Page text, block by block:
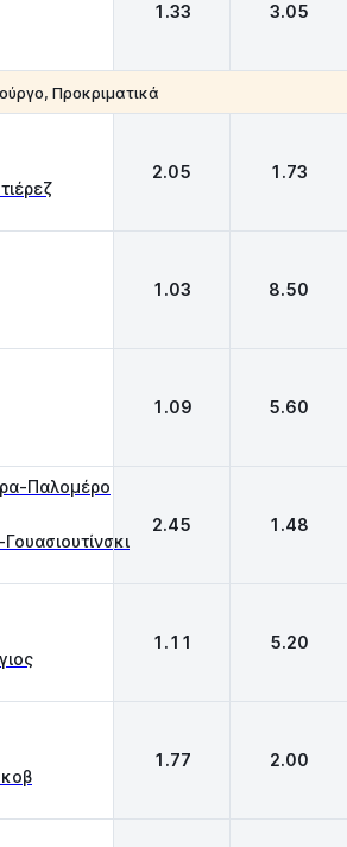
1.33 3.05
Προκριματικά
2.05 1.73
1.03 8.50
1.09 5.60
Παλομέρο
2.45 1.48
1.11 5.20
1.77 2.00